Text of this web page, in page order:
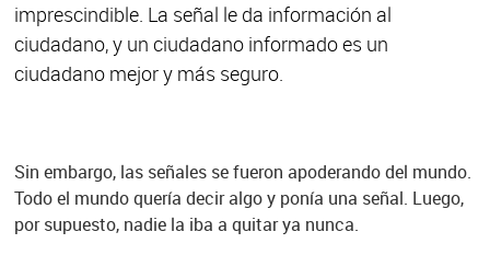
imprescindible. La señal le da información al
ciudadano, y un ciudadano informado es un
ciudadano mejor y más seguro.
Sin embargo, las señales se fueron apoderando del mundo.
Todo el mundo quería decir algo y ponía una señal. Luego,
por supuesto, nadie la iba a quitar ya nunca.